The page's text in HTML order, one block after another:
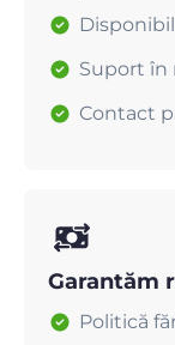
Suport în
Contact
Garantăm
Politică